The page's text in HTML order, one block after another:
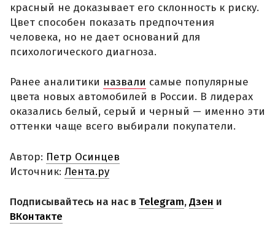
красный не доказывает его склонность к риску.
Цвет способен показать предпочтения
человека, но не дает оснований для
психологического диагноза.
Ранее аналитики назвали самые популярные
цвета новых автомобилей в России. В лидерах
оказались белый, серый и черный — именно эти
оттенки чаще всего выбирали покупатели.
Автор: Петр Осинцев
Источник: Лента.ру
Подписывайтесь на нас в Telegram,Дзен и
ВКонтакте